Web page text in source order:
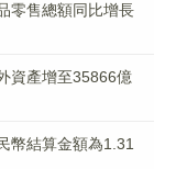
零售總額同比增長
資產增至35866億
幣結算金額為1.31